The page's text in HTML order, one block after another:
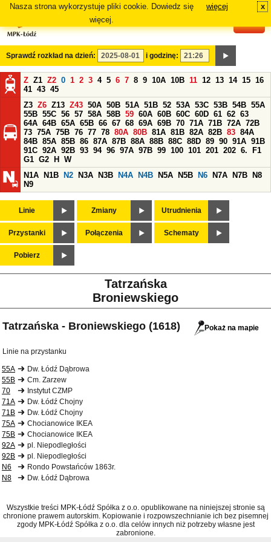
Nasza strona wykorzystuje pliki cookie. Dowiedz się
więcej.
więcej x
Sprawdź rozkład na dzień: i godzinę:
Z Z1 Z2 0 1 2 3 4 5 6 7 8 9 10A 10B 11 12 13 14 15 16
41 43 45
Z3 Z6 Z13 Z43 50A 50B 51A 51B 52 53A 53C 53B 54B 55A
55B 55C 56 57 58A 58B 59 60A 60B 60C 60D 61 62 63
64A 64B 65A 65B 66 67 68 69A 69B 70 71A 71B 72A 72B
73 75A 75B 76 77 78 80A 80B 81A 81B 82A 82B 83 84A
84B 85A 85B 86 87A 87B 88A 88B 88C 88D 89 90 91A 91B
91C 92A 92B 93 94 96 97A 97B 99 100 101 201 202 6.
F1
G1 G2 H
W
N1A
N1B N2 N3A N3B N4A N4B N5A N5B N6 N7A N7B
N8
N9
Linie Zmiany Utrudnienia
Przystanki Połączenia Schematy
Pobierz
Tatrzańska
Broniewskiego
Tatrzańska - Broniewskiego (1618) Pokaż na mapie
Linie na przystanku
55A
Dw. Łódź Dąbrowa
55B
Cm. Zarzew
70
Instytut CZMP
71A
Dw. Łódź Chojny
71B
Dw. Łódź Chojny
75A
Chocianowice IKEA
75B
Chocianowice IKEA
92A
pl. Niepodległości
92B
pl. Niepodległości
N6
Rondo Powstańców 1863r.
N8
Dw. Łódź Dąbrowa
Wszystkie treści MPK-Łódź Spółka z o.o. opublikowane na niniejszej stronie są
chronione prawem autorskim. Kopiowanie i rozpowszechnianie ich bez pisemnej
zgody MPK-Łódź Spółka z o.o. dla celów innych niż potrzeby własne jest
zabronione.